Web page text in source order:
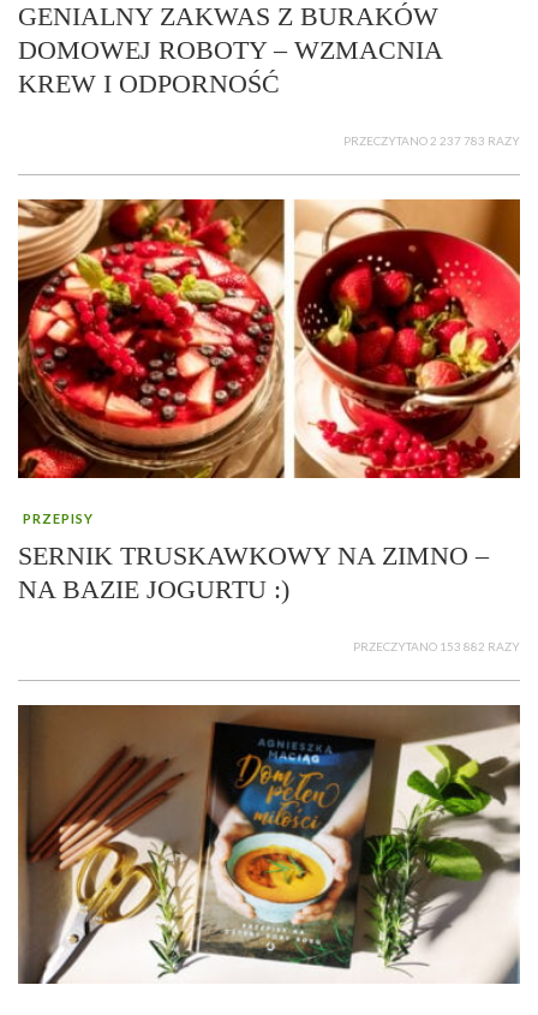
GENIALNY ZAKWAS Z BURAKÓW
DOMOWEJ ROBOTY – WZMACNIA
KREW I ODPORNOŚĆ
PRZECZYTANO 2 237 783 RAZY
PRZEPISY
SERNIK TRUSKAWKOWY NA ZIMNO –
NA BAZIE JOGURTU :)
PRZECZYTANO 153 882 RAZY